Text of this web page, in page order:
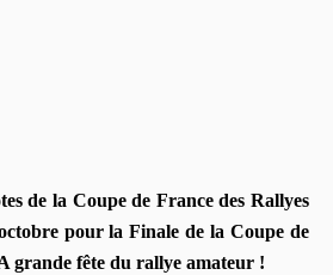
de la Coupe de France des Rallyes
pour la Finale de la Coupe de
grande fête du rallye amateur !